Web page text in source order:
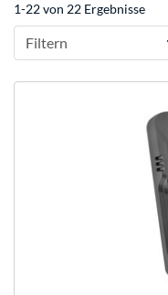
1-22 von 22 Ergebnisse
Filtern